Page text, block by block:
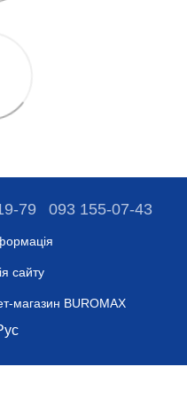
79 093 155-07-43
сайту
магазин BUROMAX